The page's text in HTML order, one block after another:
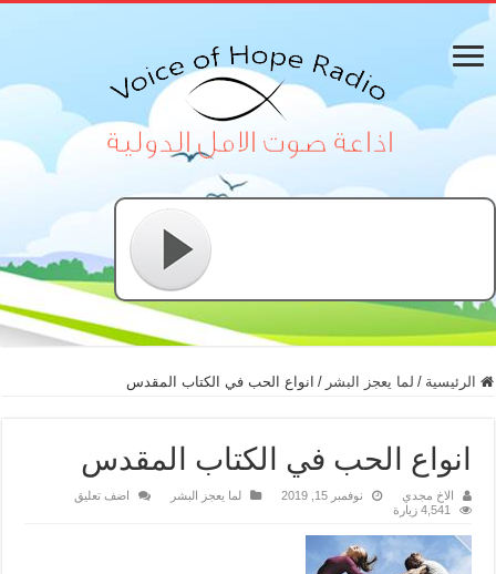
الرئيسية / لما يعجز البشر / انواع الحب في الكتاب المقدس
انواع الحب في الكتاب المقدس
الاخ مجدي نوفمبر 15, 2019 لما يعجز البشر
اضف تعليق
4,541 زيارة